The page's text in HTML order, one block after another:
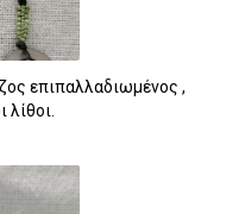
επιπαλλαδιωμένος ,
λίθοι.